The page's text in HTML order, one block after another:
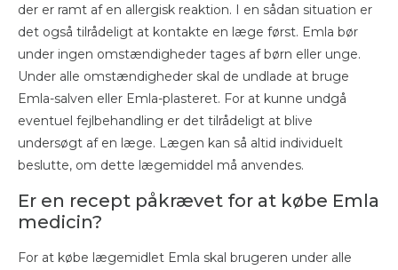
der er ramt af en allergisk reaktion. I en sådan situation er
det også tilrådeligt at kontakte en læge først. Emla bør
under ingen omstændigheder tages af børn eller unge.
Under alle omstændigheder skal de undlade at bruge
Emla-salven eller Emla-plasteret. For at kunne undgå
eventuel fejlbehandling er det tilrådeligt at blive
undersøgt af en læge. Lægen kan så altid individuelt
beslutte, om dette lægemiddel må anvendes.
Er en recept påkrævet for at købe Emla
medicin?
For at købe lægemidlet Emla skal brugeren under alle